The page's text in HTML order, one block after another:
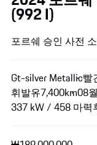
(992 I)
포르쉐 승인 사전
Gt-silver Metallic빨
휘발유7,400km08
337 kW / 458 마력